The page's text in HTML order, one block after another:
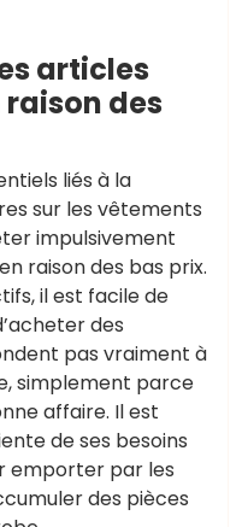
articles
des
liés à la
sur les vêtements
impulsivement
raison des bas prix.
il est facile de
des
pas vraiment à
simplement parce
affaire. Il est
de ses besoins
emporter par les
des pièces